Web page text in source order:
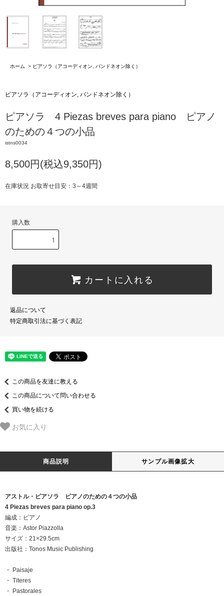
ホーム > ピアソラ（アコーディオン, バンドネオン除く）
ピアソラ（アコーディオン, バンドネオン除く）
ピアソラ 4 Piezas breves para piano ピアノ
のための４つの小品
istns0034
8,500円(税込9,350円)
在庫状況 お取寄せ目安：3～4週間
購入数
カートに入れる
返品について
特定商取引法に基づく表記
この商品を友達に教える
この商品について問い合わせる
買い物を続ける
お気に入り
商品説明 サンプル画像拡大
アストル・ピアソラ ピアノのための４つの小品
4 Piezas breves para piano op.3
編成：ピアノ
音楽：Astor Piazzolla
サイズ：21×29.5cm
出版社：Tonos Music Publishing
・ Paisaje
・ Titeres
・ Pastorales